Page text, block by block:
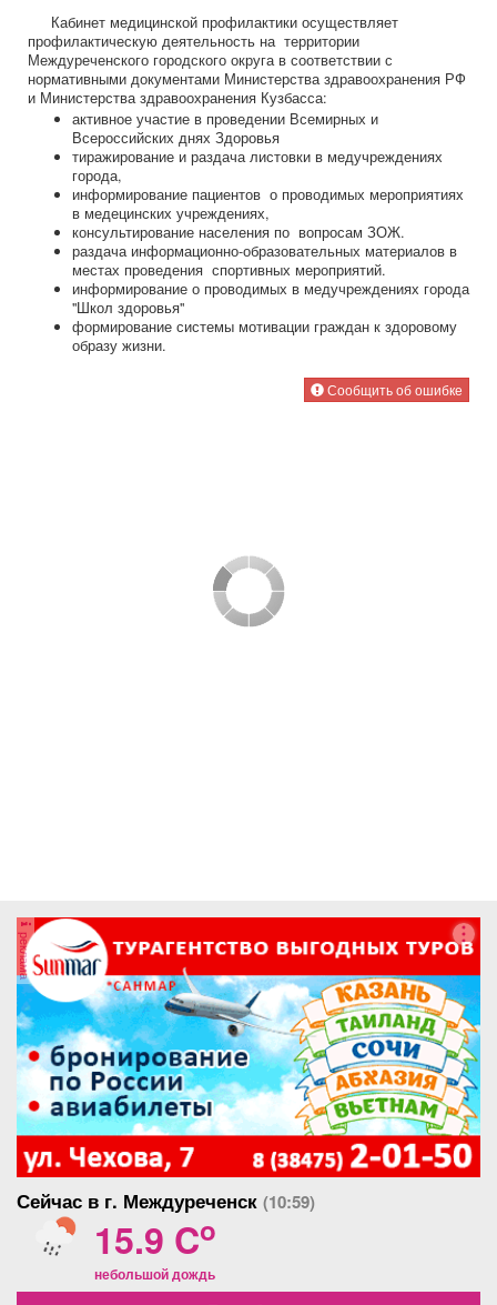
Кабинет медицинской профилактики осуществляет
профилактическую деятельность на территории
Междуреченского городского округа в соответствии с
нормативными документами Министерства здравоохранения РФ
и Министерства здравоохранения Кузбасса:
активное участие в проведении Всемирных и
Всероссийских днях Здоровья
тиражирование и раздача листовки в медучреждениях
города,
информирование пациентов о проводимых мероприятиях
в медецинских учреждениях,
консультирование населения по вопросам ЗОЖ.
раздача информационно-образовательных материалов в
местах проведения спортивных мероприятий.
информирование о проводимых в медучреждениях города
"Школ здоровья"
формирование системы мотивации граждан к здоровому
образу жизни.
Сообщить об ошибке
реклама
Сейчас в г. Междуреченск (10:59)
15.9 Co
небольшой дождь